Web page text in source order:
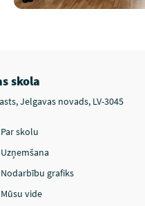
skola
Jelgavas novads, LV-3045
Par skolu
Uzņemšana
Nodarbību grafiks
Mūsu vide